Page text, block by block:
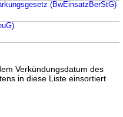
(BwEinsatzBerStG)
Verkündungsdatum des
in diese Liste einsortiert